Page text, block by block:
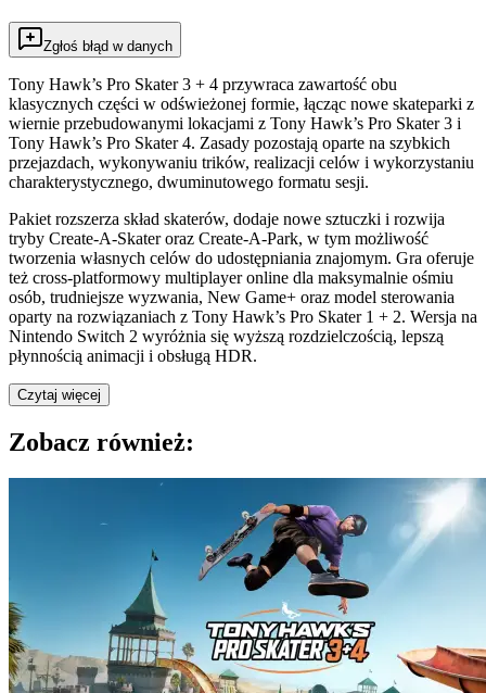
Zgłoś błąd w danych
Tony Hawk’s Pro Skater 3 + 4 przywraca zawartość obu
klasycznych części w odświeżonej formie, łącząc nowe skateparki z
wiernie przebudowanymi lokacjami z Tony Hawk’s Pro Skater 3 i
Tony Hawk’s Pro Skater 4. Zasady pozostają oparte na szybkich
przejazdach, wykonywaniu trików, realizacji celów i wykorzystaniu
charakterystycznego, dwuminutowego formatu sesji.
Pakiet rozszerza skład skaterów, dodaje nowe sztuczki i rozwija
tryby Create-A-Skater oraz Create-A-Park, w tym możliwość
tworzenia własnych celów do udostępniania znajomym. Gra oferuje
też cross-platformowy multiplayer online dla maksymalnie ośmiu
osób, trudniejsze wyzwania, New Game+ oraz model sterowania
oparty na rozwiązaniach z Tony Hawk’s Pro Skater 1 + 2. Wersja na
Nintendo Switch 2 wyróżnia się wyższą rozdzielczością, lepszą
płynnością animacji i obsługą HDR.
Czytaj więcej
Zobacz również: